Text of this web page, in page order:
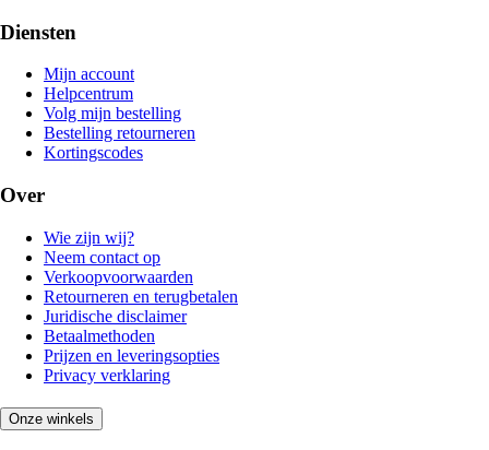
Diensten
Mijn account
Helpcentrum
Volg mijn bestelling
Bestelling retourneren
Kortingscodes
Over
Wie zijn wij?
Neem contact op
Verkoopvoorwaarden
Retourneren en terugbetalen
Juridische disclaimer
Betaalmethoden
Prijzen en leveringsopties
Privacy verklaring
Onze winkels